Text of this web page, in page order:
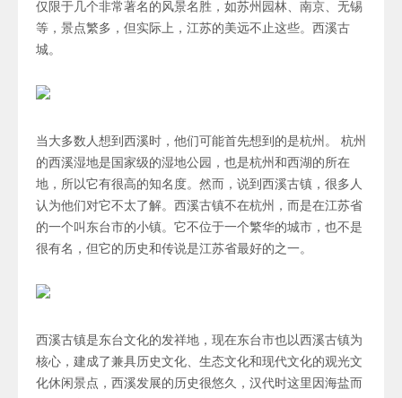
仅限于几个非常著名的风景名胜，如苏州园林、南京、无锡
等，景点繁多，但实际上，江苏的美远不止这些。西溪古
城。
当大多数人想到西溪时，他们可能首先想到的是杭州。 杭州
的西溪湿地是国家级的湿地公园，也是杭州和西湖的所在
地，所以它有很高的知名度。然而，说到西溪古镇，很多人
认为他们对它不太了解。西溪古镇不在杭州，而是在江苏省
的一个叫东台市的小镇。它不位于一个繁华的城市，也不是
很有名，但它的历史和传说是江苏省最好的之一。
西溪古镇是东台文化的发祥地，现在东台市也以西溪古镇为
核心，建成了兼具历史文化、生态文化和现代文化的观光文
化休闲景点，西溪发展的历史很悠久，汉代时这里因海盐而